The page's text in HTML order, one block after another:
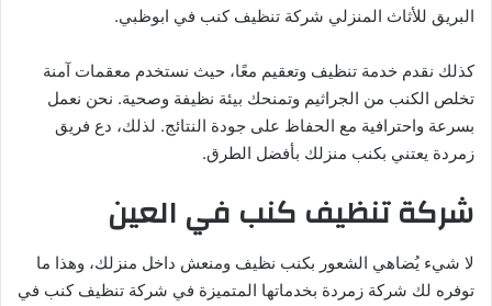
البريق للأثاث المنزلي شركة تنظيف كنب في ابوظبي.
كذلك نقدم خدمة تنظيف وتعقيم معًا، حيث نستخدم معقمات آمنة
تخلص الكنب من الجراثيم وتمنحك بيئة نظيفة وصحية. نحن نعمل
بسرعة واحترافية مع الحفاظ على جودة النتائج. لذلك، دع فريق
زمردة يعتني بكنب منزلك بأفضل الطرق.
شركة تنظيف كنب في العين
لا شيء يُضاهي الشعور بكنب نظيف ومنعش داخل منزلك، وهذا ما
توفره لك شركة زمردة بخدماتها المتميزة في شركة تنظيف كنب في